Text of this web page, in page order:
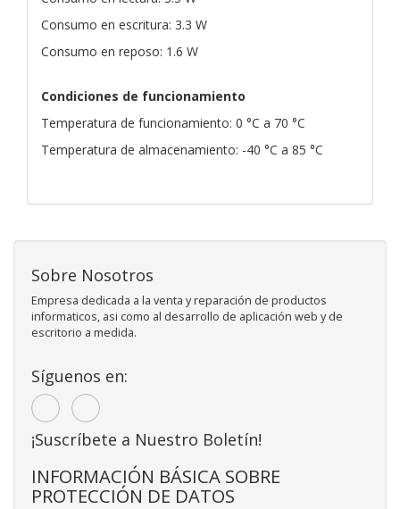
Consumo en escritura: 3.3 W
Consumo en reposo: 1.6 W
Condiciones de funcionamiento
Temperatura de funcionamiento: 0 °C a 70 °C
Temperatura de almacenamiento: -40 °C a 85 °C
Sobre Nosotros
Empresa dedicada a la venta y reparación de productos
informaticos, asi como al desarrollo de aplicación web y de
escritorio a medida.
Síguenos en:
¡Suscríbete a Nuestro Boletín!
INFORMACIÓN BÁSICA SOBRE
PROTECCIÓN DE DATOS